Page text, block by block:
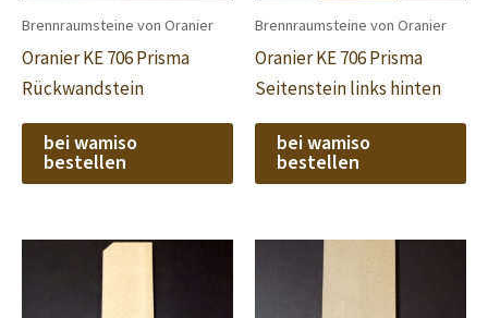
Brennraumsteine von Oranier
Oranier KE 706 Prisma
Rückwandstein
bei wamiso
bestellen
Brennraumsteine von Oranier
Oranier KE 706 Prisma
Seitenstein links hinten
bei wamiso
bestellen